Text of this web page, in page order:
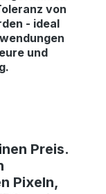
von
- ideal
und
Preis.
Pixeln,